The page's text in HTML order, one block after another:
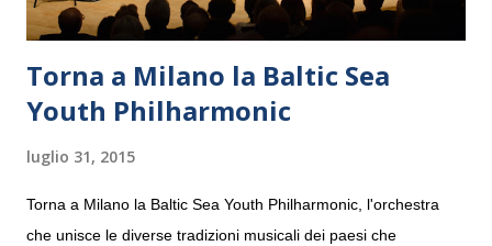
Torna a Milano la Baltic Sea
Youth Philharmonic
luglio 31, 2015
Torna a Milano la Baltic Sea Youth Philharmonic, l'orchestra
che unisce le diverse tradizioni musicali dei paesi che